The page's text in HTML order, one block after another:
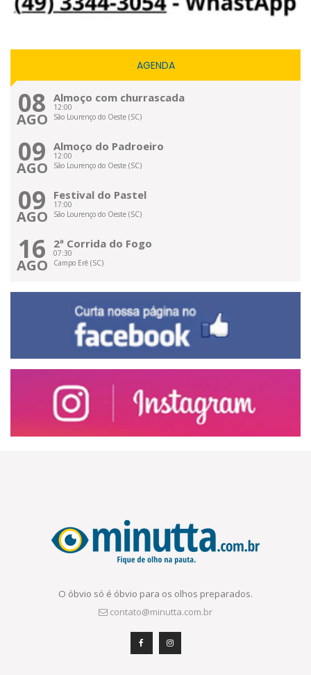
AGENDA
08
AGO
Almoço com churrascada
12:00
São Lourenço do Oeste (SC)
09
AGO
Almoço do Padroeiro
12:00
São Lourenço do Oeste (SC)
09
AGO
Festival do Pastel
17:00
São Lourenço do Oeste (SC)
16
AGO
2ª Corrida do Fogo
07:30
Campo Erê (SC)
O óbvio só é óbvio para os olhos preparados.
contato@minutta.com.br